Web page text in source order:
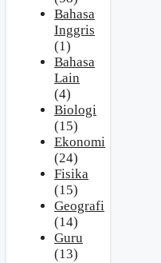
Bahasa
Inggris
(1)
Bahasa
Lain
(4)
Biologi
(15)
Ekonomi
(24)
Fisika
(15)
Geografi
(14)
Guru
(13)